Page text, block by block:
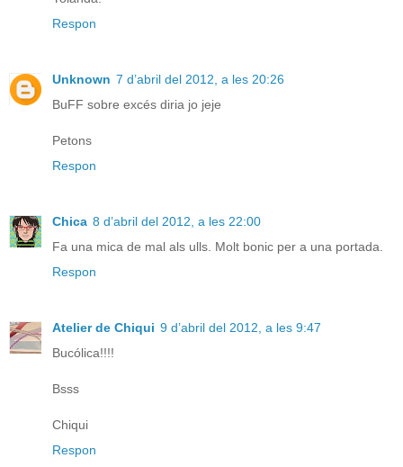
Respon
Unknown 7 d’abril del 2012, a les 20:26
BuFF sobre excés diria jo jeje
Petons
Respon
Chica 8 d’abril del 2012, a les 22:00
Fa una mica de mal als ulls. Molt bonic per a una portada.
Respon
Atelier de Chiqui 9 d’abril del 2012, a les 9:47
Bucólica!!!!
Bsss
Chiqui
Respon